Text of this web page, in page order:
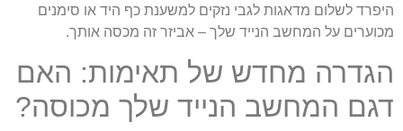
היפרד לשלום מדאגות לגבי נזקים למשענת כף היד או סימנים
מכוערים על המחשב הנייד שלך – אביזר זה מכסה אותך.
הגדרה מחדש של תאימות: האם
דגם המחשב הנייד שלך מכוסה?